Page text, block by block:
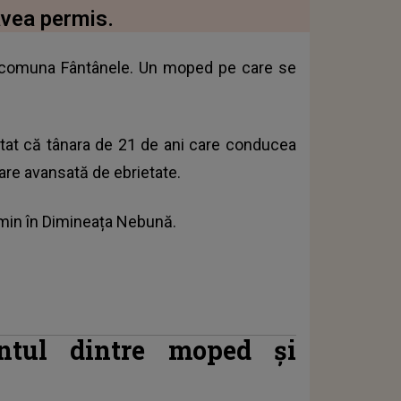
permis.
Fântânele. Un moped pe care se
că tânara de 21 de ani care conducea
avansată de ebrietate.
în Dimineața Nebună.
dintre moped și